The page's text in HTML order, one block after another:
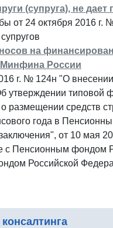
(супруга), не дает
от 24 октября 2016
на
России
г. № 124н "О
утверждении типовой
размещении средств
года в
от 10 мая
с Пенсионным фондом
Российской